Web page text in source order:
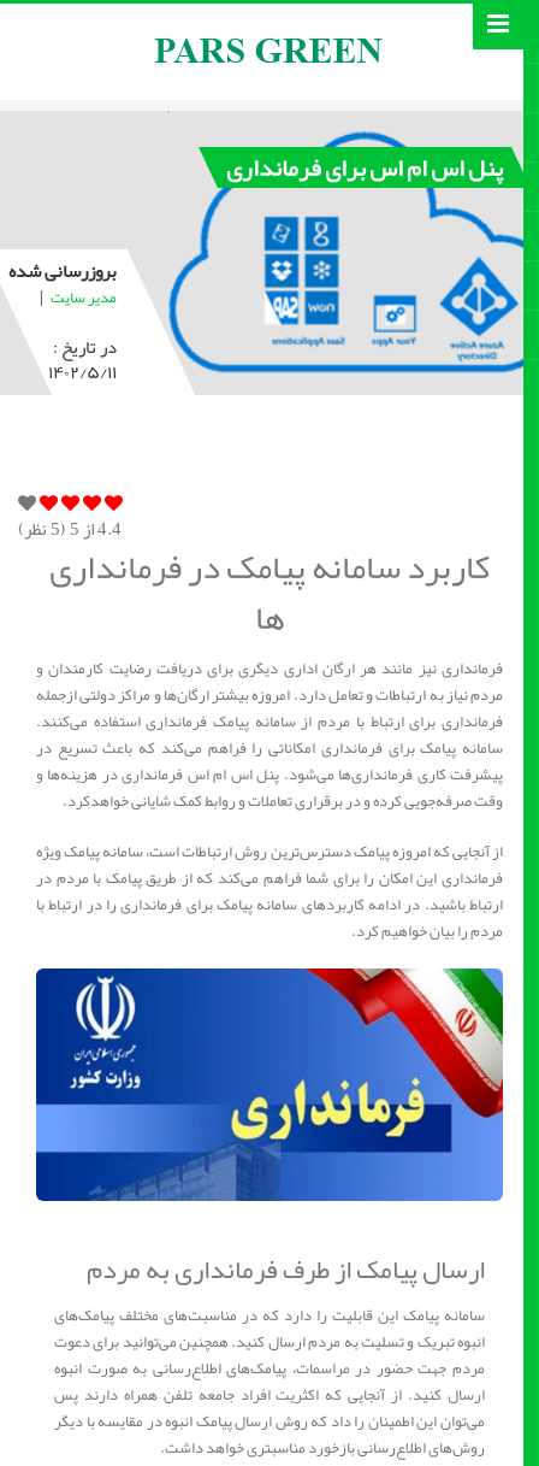
پنل اس ام اس برای فرمانداری
بروزرسانی شده
مدیر سایت |
در تاریخ :
۱۴۰۲/۵/۱۱
4.4از 5 ( 5نظر)
کاربرد سامانه پیامک در فرمانداری
ها
فرمانداری نیز مانند هر ارگان اداری دیگری برای دریافت رضایت کارمندان و
مردم نیاز به ارتباطات و تعامل دارد. امروزه بیشتر ارگان‌ها و مراکز دولتی ازجمله
فرمانداری برای ارتباط با مردم از سامانه پیامک فرمانداری استفاده می‌کنند.
سامانه پیامک برای فرمانداری امکاناتی را فراهم می‌کند که باعث تسریع در
پیشرفت کاری فرمانداری‌ها می‌شود. پنل اس ام اس فرمانداری در هزینه‌ها و
وقت صرفه‌جویی کرده و در برقراری تعاملات و روابط کمک شایانی خواهدکرد.
از آنجایی که امروزه پیامک دسترس‌ترین روش ارتباطات است، سامانه پیامک ویژه
فرمانداری این امکان را برای شما فراهم می‌کند که از طریق پیامک با مردم در
ارتباط باشید. در ادامه کاربردهای سامانه پیامک برای فرمانداری را در ارتباط با
مردم را بیان خواهیم کرد.
ارسال پیامک از طرف فرمانداری به مردم
سامانه پیامک این قابلیت را دارد که در مناسبت‌های مختلف پیامک‌های
انبوه تبریک و تسلیت به مردم ارسال کنید. همچنین می‌توانید برای دعوت
مردم جهت حضور در مراسمات، پیامک‌های اطلاع‌رسانی به صورت انبوه
ارسال کنید. از آنجایی که اکثریت افراد جامعه تلفن همراه دارند پس
می‌توان این اطمینان را داد که روش ارسال پیامک انبوه در مقایسه با دیگر
روش‌های اطلاع‌رسانی بازخورد مناسبتری خواهد داشت.